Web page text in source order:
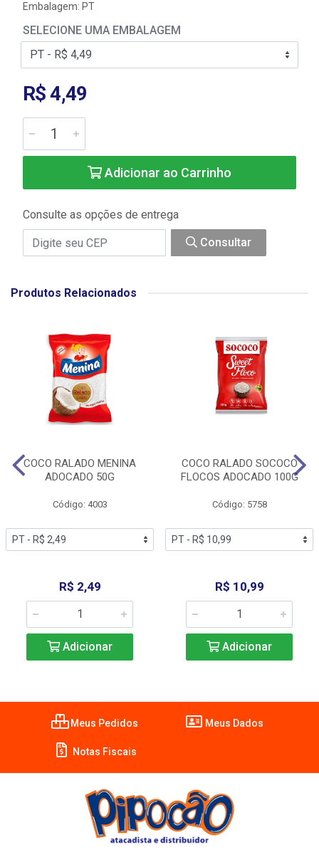
Embalagem: PT
SELECIONE UMA EMBALAGEM
R$ 4,49
Adicionar ao Carrinho
Consulte as opções de entrega
Consultar
Produtos Relacionados
COCO RALADO MENINA
ADOCADO 50G
Código: 4003
R$ 2,49
Adicionar
COCO RALADO SOCOCO
FLOCOS ADOCADO 100G
Código: 5758
R$ 10,99
Adicionar
Meus Pedidos Meus Dados
Notas Fiscais